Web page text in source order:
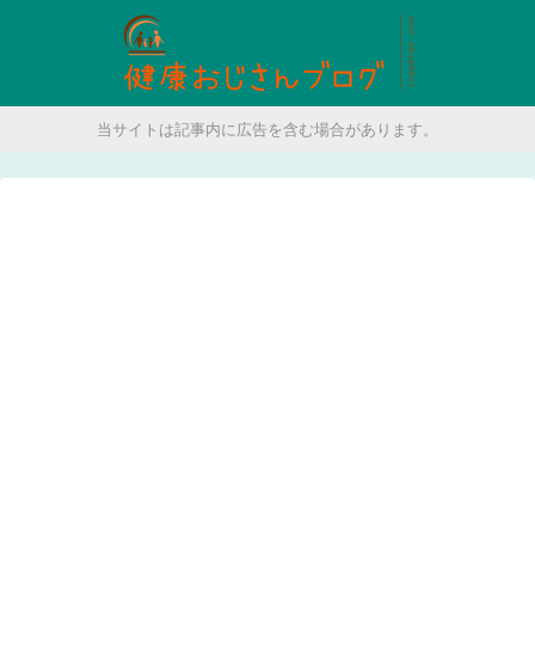
当サイトは記事内に広告を含む場合があります。